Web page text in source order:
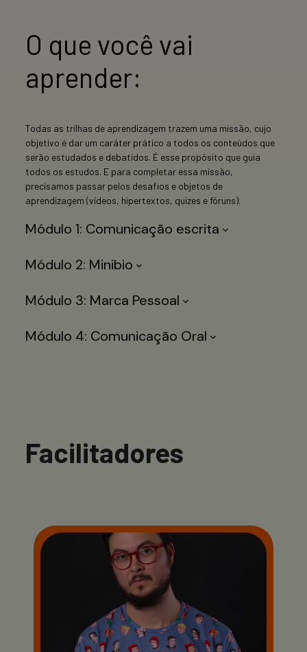
O que você vai
aprender:
Todas as trilhas de aprendizagem trazem uma missão, cujo
objetivo é dar um caráter prático a todos os conteúdos que
serão estudados e debatidos. É esse propósito que guia
todos os estudos. E para completar essa missão,
precisamos passar pelos desafios e objetos de
aprendizagem (vídeos, hipertextos, quizes e fóruns).
Módulo 1: Comunicação escrita
Módulo 2: Minibio
Módulo 3: Marca Pessoal
Módulo 4: Comunicação Oral
Facilitadores